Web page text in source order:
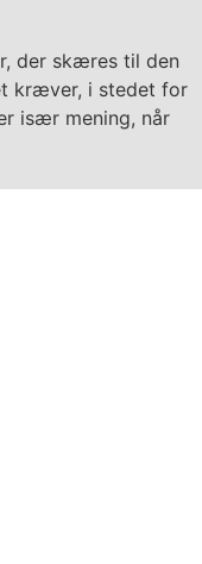
der skæres til den
kræver, i stedet for
især mening, når